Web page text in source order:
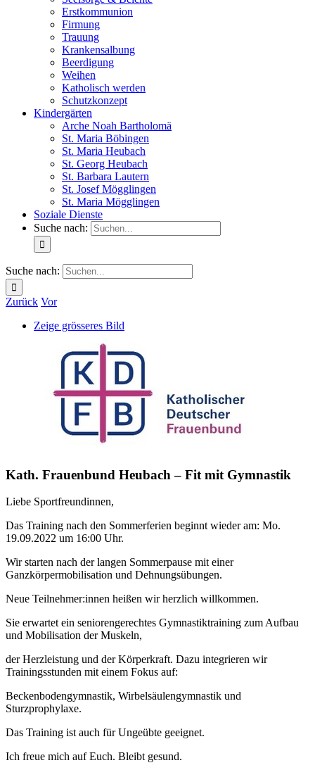
Erstkommunion
Firmung
Trauung
Krankensalbung
Beerdigung
Weihen
Katholisch werden
Schutzkonzept
Kindergärten
Arche Noah Bartholomä
St. Maria Böbingen
St. Maria Heubach
St. Georg Heubach
St. Barbara Lautern
St. Josef Mögglingen
St. Maria Mögglingen
Soziale Dienste
Suche nach:
Suche nach:
Zurück Vor
Zeige grösseres Bild
Kath. Frauenbund Heubach – Fit mit Gymnastik
Liebe Sportfreundinnen,
Das Training nach den Sommerferien beginnt wieder am: Mo.
19.09.2022 um 16:00 Uhr.
Wir starten nach der langen Sommerpause mit einer
Ganzkörpermobilisation und Dehnungsübungen.
Neue Teilnehmer:innen heißen wir herzlich willkommen.
Sie erwartet ein seniorengerechtes Gymnastiktraining zum Aufbau
und Mobilisation der Muskeln,
der Herzleistung und der Körperkraft. Dazu integrieren wir
Trainingsstunden mit einem Fokus auf:
Beckenbodengymnastik, Wirbelsäulengymnastik und
Sturzprophylaxe.
Das Training ist auch für Ungeübte geeignet.
Ich freue mich auf Euch. Bleibt gesund.